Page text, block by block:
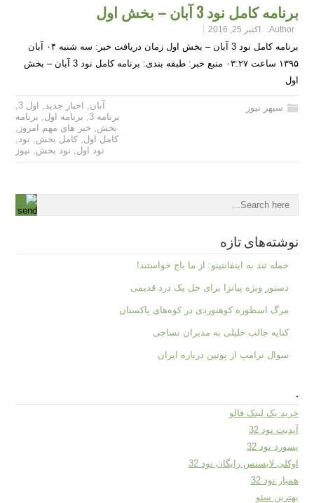
برنامه کامل نود 3 آبان – بخش اول
Author: اکتبر 25, 2016
برنامه کامل نود 3 آبان – بخش اول زمان دریافت خبر: سه شنبه ۰۴ آبان
۱۳۹۵ ساعت ۰۳:۲۷ منبع خبر: طبقه بندی: برنامه کامل نود 3 آبان – بخش
اول
سپهر نیوز آبان, اخبار جدید, اول 3
,
برنامه 3
, برنامه اول, برنامه
بخش, خبر های مهم امروز ,
کامل اول, کامل بخش, نود,
نود اول, نود بخش, نیوز
نوشته‌های تازه
حمله تند به اینفانتینو: از ما باج خواستند!
دستور ویژه پیاتزا برای حل یک درد قدیمی
مرگ اسطوره کوهنوردی در کوه‌های پاکستان
کنایه جالب خلیلی به مدیران نساجی
سوال ترامپ از پوتین درباره ایران
.
خرید بک لینک فالو
آپدیت نود 32
پسورد نود 32
اوکلی لایسنس رایگان نود 32
همیار نود 32
بهترین سئو